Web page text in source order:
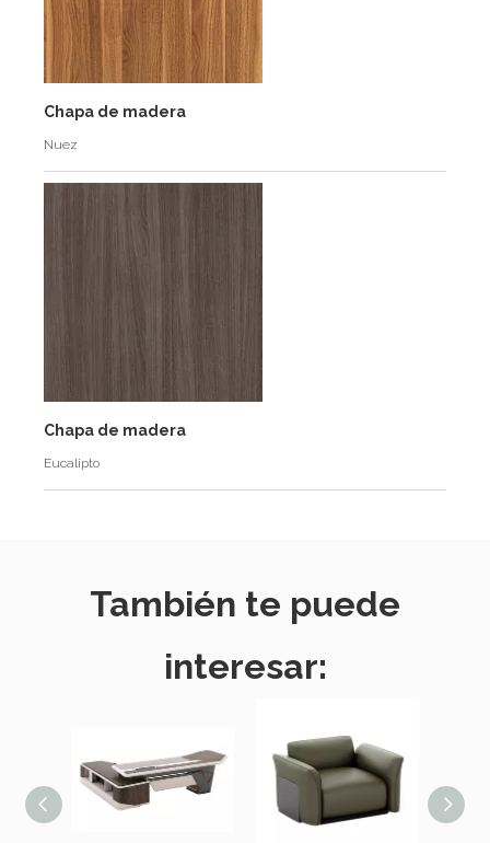
Chapa de madera
Nuez
Chapa de madera
Eucalipto
También te puede
interesar: